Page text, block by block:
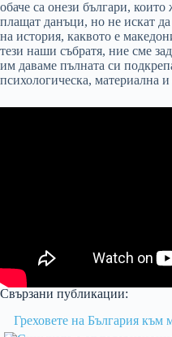
обаче са онези българи, които
плащат данъци, но не искат
на история, каквото е
тези наши събратя, ние сме
им даваме пълната си
психологическа, материална
Свързани публикации:
Греховете на България към